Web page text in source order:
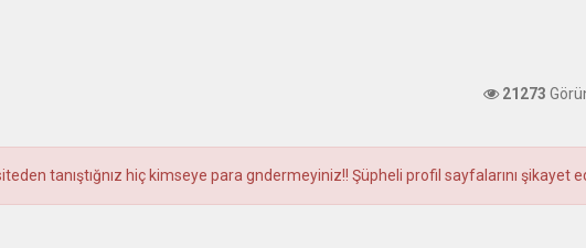
21273
tanıştığnız hiç kimseye para gndermeyiniz!! Şüpheli profil sayfalarını şikayet